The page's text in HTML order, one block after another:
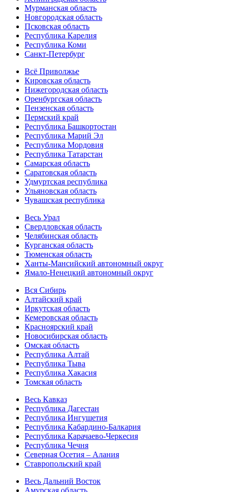
Мурманская область
Новгородская область
Псковская область
Республика Карелия
Республика Коми
Санкт-Петербург
Всё Приволжье
Кировская область
Нижегородская область
Оренбургская область
Пензенская область
Пермский край
Республика Башкортостан
Республика Марий Эл
Республика Мордовия
Республика Татарстан
Самарская область
Саратовская область
Удмуртская республика
Ульяновская область
Чувашская республика
Весь Урал
Свердловская область
Челябинская область
Курганская область
Тюменская область
Ханты-Мансийский автономный округ
Ямало-Ненецкий автономный округ
Вся Сибирь
Алтайский край
Иркутская область
Кемеровская область
Красноярский край
Новосибирская область
Омская область
Республика Алтай
Республика Тыва
Республика Хакасия
Томская область
Весь Кавказ
Республика Дагестан
Республика Ингушетия
Республика Кабардино-Балкария
Республика Карачаево-Черкесия
Республика Чечня
Северная Осетия – Алания
Ставропольский край
Весь Дальний Восток
Амурская область